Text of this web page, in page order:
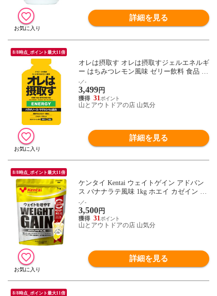
詳細を見る
8/8時点_ポイント最大11倍
オレは摂取す オレは摂取すジェルエネルギ
ー はちみつレモン風味 ゼリー飲料 食品 栄
養補給 運動 部活 トレーニング 試合 練習
クラブ 足攣り防止 ジム 筋トレ 331200
-／-
3,499円
31
山とアウトドアの店 山気分
詳細を見る
8/8時点_ポイント最大11倍
ケンタイ Kentai ウェイトゲイン アドバン
ス バナナラテ風味 1kg ホエイ カゼイン ト
レーニング フィットネス たんぱく質 カー
ボ 炭水化物 K3221
-／-
3,500円
31
山とアウトドアの店 山気分
詳細を見る
8/8時点_ポイント最大11倍